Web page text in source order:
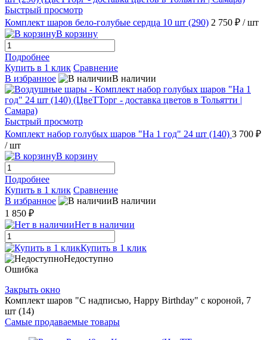
Быстрый просмотр
Комплект шаров бело-голубые сердца 10 шт (290) 2 750 ₽ / шт
В корзину
Подробнее
Купить в 1 клик Сравнение
В избранное
В наличии
Быстрый просмотр
Комплект набор голубых шаров "На 1 год" 24 шт (140) 3 700 ₽
/ шт
В корзину
Подробнее
Купить в 1 клик Сравнение
В избранное
В наличии
1 850 ₽
Нет в наличии
Купить в 1 клик
Недоступно
Ошибка
Закрыть окно
Комплект шаров "С надписью, Happy Birthday" c короной, 7
шт (14)
Самые продаваемые товары